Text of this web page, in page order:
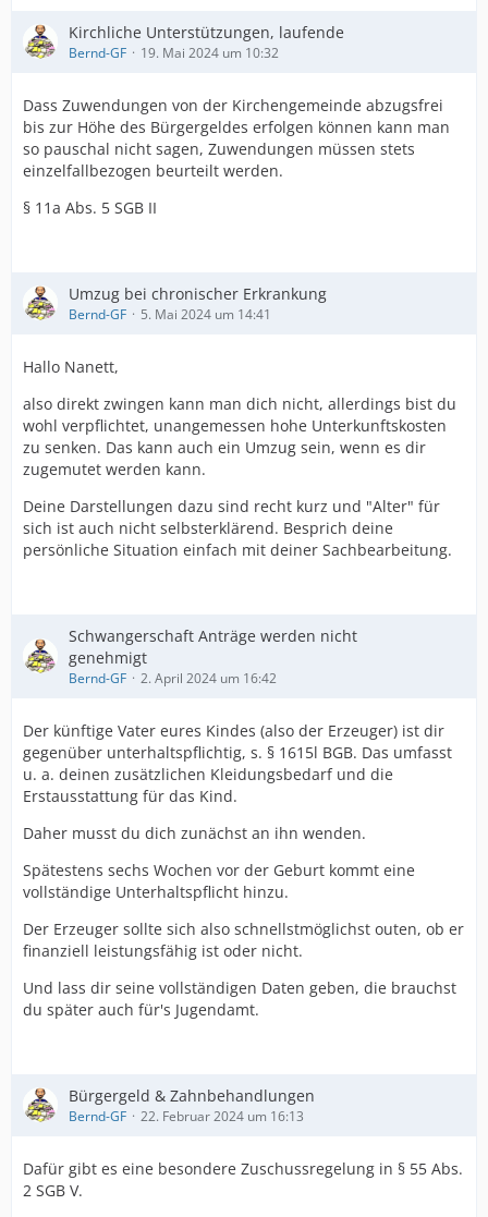
Kirchliche Unterstützungen, laufende
Bernd-GF 19. Mai 2024 um 10:32
Dass Zuwendungen von der Kirchengemeinde abzugsfrei
bis zur Höhe des Bürgergeldes erfolgen können kann man
so pauschal nicht sagen, Zuwendungen müssen stets
einzelfallbezogen beurteilt werden.
§ 11a Abs. 5 SGB II
Umzug bei chronischer Erkrankung
Bernd-GF 5. Mai 2024 um 14:41
Hallo Nanett,
also direkt zwingen kann man dich nicht, allerdings bist du
wohl verpflichtet, unangemessen hohe Unterkunftskosten
zu senken. Das kann auch ein Umzug sein, wenn es dir
zugemutet werden kann.
Deine Darstellungen dazu sind recht kurz und "Alter" für
sich ist auch nicht selbsterklärend. Besprich deine
persönliche Situation einfach mit deiner Sachbearbeitung.
Schwangerschaft Anträge werden nicht
genehmigt
Bernd-GF 2. April 2024 um 16:42
Der künftige Vater eures Kindes (also der Erzeuger) ist dir
gegenüber unterhaltspflichtig, s. § 1615l BGB. Das umfasst
u. a. deinen zusätzlichen Kleidungsbedarf und die
Erstausstattung für das Kind.
Daher musst du dich zunächst an ihn wenden.
Spätestens sechs Wochen vor der Geburt kommt eine
vollständige Unterhaltspflicht hinzu.
Der Erzeuger sollte sich also schnellstmöglichst outen, ob er
finanziell leistungsfähig ist oder nicht.
Und lass dir seine vollständigen Daten geben, die brauchst
du später auch für's Jugendamt.
Bürgergeld & Zahnbehandlungen
Bernd-GF 22. Februar 2024 um 16:13
Dafür gibt es eine besondere Zuschussregelung in § 55 Abs.
2 SGB V.